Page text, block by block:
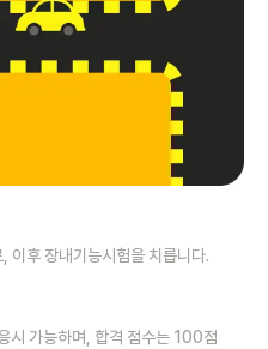
이후 장내기능시험을 치릅니다.
시 가능하며, 합격 점수는 100점